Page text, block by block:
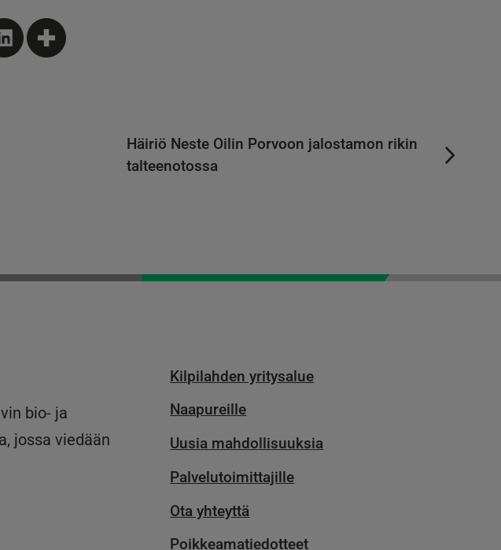
Häiriö Neste Oilin Porvoon jalostamon rikin
talteenotossa
bio- ja
jossa viedään
Kilpilahden yritysalue
Naapureille
Uusia mahdollisuuksia
Palvelu­toimittajille
Ota yhteyttä
Poikkeamatiedotteet